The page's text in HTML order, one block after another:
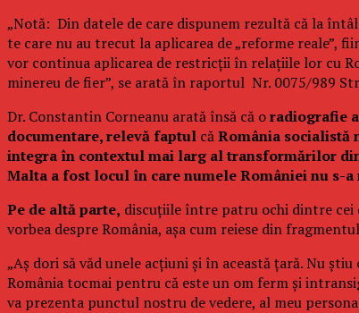
„Notă: Din datele de care dispunem re­zul­tă că la
te care nu au trecut la aplicarea de „re­forme reale”,
vor continua aplicarea de restricţii în relaţiile lor cu
minereu de fier”, se arată în raportul Nr. 0075/989
Dr. Constantin Corneanu arată însă că oradiografie
documentare, relevă faptul căRomânia socialistă
integra în contextul mai larg al transformărilor
Malta a fost locul în care numele României nu
Pe de altă parte, discuţiile între patru ochi dintre cei
vorbea despre România, aşa cum reiese din
„Aş dori să văd unele acţiuni şi în această ţară. Nu
România tocmai pentru că este un om ferm şi
va prezenta punctul nostru de vedere, al meu